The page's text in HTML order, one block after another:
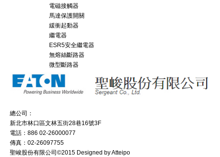
電磁接觸器
馬達保護開關
緩衝起動器
繼電器
ESR5安全繼電器
無熔絲斷路器
微型斷路器
總公司：
新北市林口區文林五街28巷16號3F
電話：886 02-26000077
傳真：02-26097755
聖峻股份有限公司©2015 Designed by Atteipo